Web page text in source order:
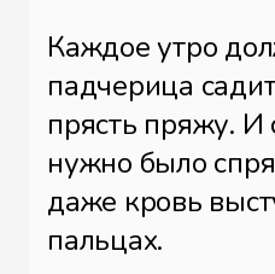
Каждое утро
падчерица
прясть пряжу. И
нужно было
даже кровь
пальцах.